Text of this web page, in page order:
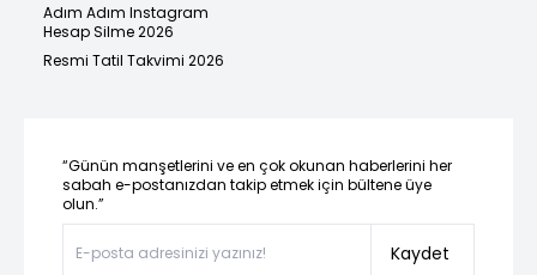
Adım Adım Instagram
Hesap Silme 2026
Resmi Tatil Takvimi 2026
“Günün manşetlerini ve en çok okunan haberlerini her
sabah e-postanızdan takip etmek için bültene üye
olun.”
Kaydet